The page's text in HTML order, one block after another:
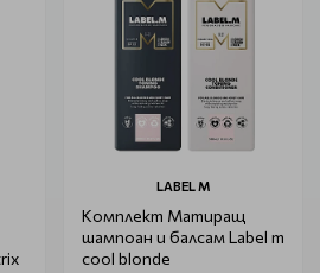
LABEL M
Комплект Матиращ
шампоан и балсам Label m
cool blonde